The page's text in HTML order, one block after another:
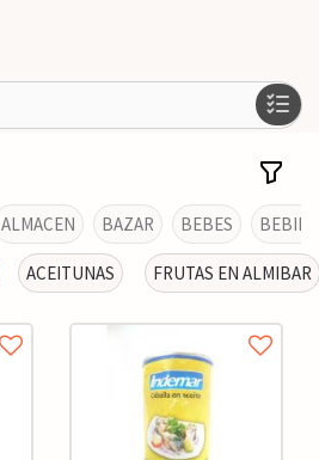
ALMACEN BAZAR BEBES
ACEITUNAS FRUTAS EN ALMIBAR